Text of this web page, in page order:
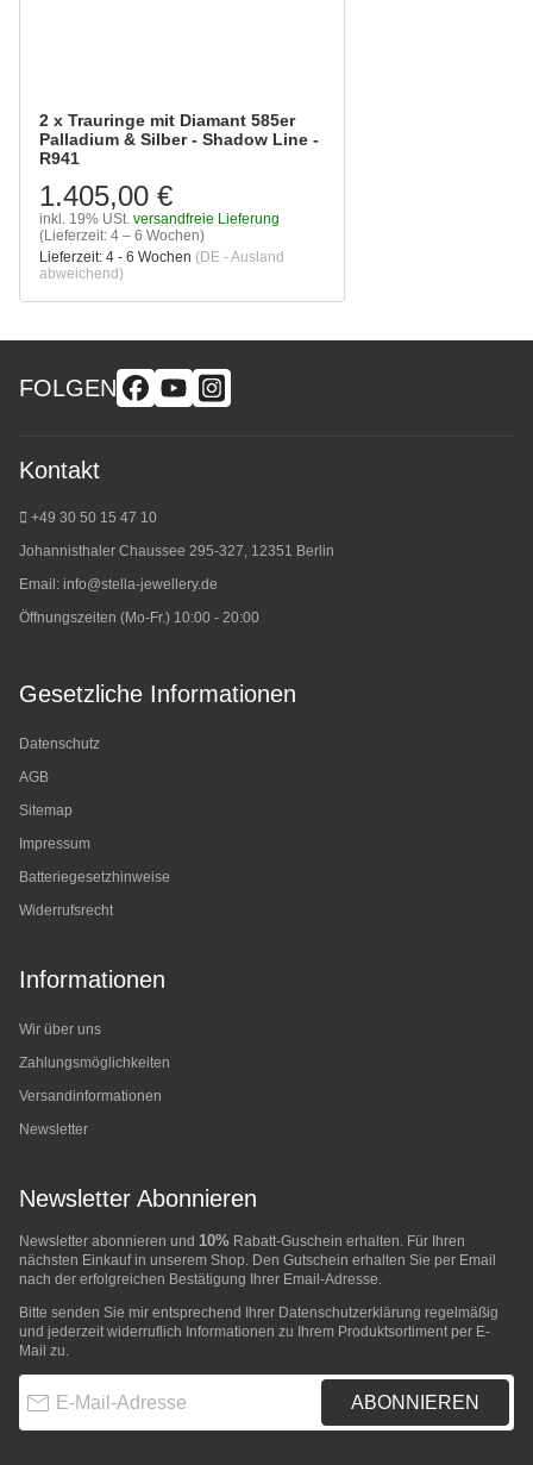
2 x Trauringe mit Diamant 585er
Palladium & Silber - Shadow Line -
R941
1.405,00 €
inkl. 19% USt. versandfreie Lieferung
(Lieferzeit: 4 – 6 Wochen)
Lieferzeit: 4 - 6 Wochen (DE - Ausland
abweichend)
FOLGEN
Kontakt
+49 30 50 15 47 10
Johannisthaler Chaussee 295-327, 12351 Berlin
Email: info@stella-jewellery.de
Öffnungszeiten (Mo-Fr.) 10:00 - 20:00
Gesetzliche Informationen
Datenschutz
AGB
Sitemap
Impressum
Batteriegesetzhinweise
Widerrufsrecht
Informationen
Wir über uns
Zahlungsmöglichkeiten
Versandinformationen
Newsletter
Newsletter Abonnieren
Newsletter abonnieren und 10% Rabatt-Guschein erhalten. Für Ihren
nächsten Einkauf in unserem Shop. Den Gutschein erhalten Sie per Email
nach der erfolgreichen Bestätigung Ihrer Email-Adresse.
Bitte senden Sie mir entsprechend Ihrer Datenschutzerklärung regelmäßig
und jederzeit widerruflich Informationen zu Ihrem Produktsortiment per E-
Mail zu.
ABONNIEREN